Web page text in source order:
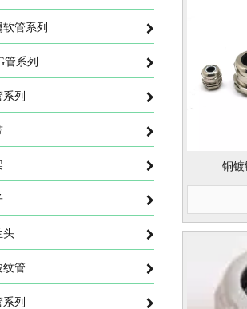
管系列
管系列
列
头
纹管
列
铜镀